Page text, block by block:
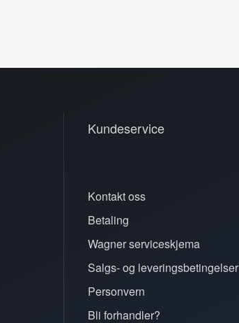
Kundeservice
Kontakt oss
Betaling
Wagner serviceskjema
Salgs- og leveringsbetingelser
Personvern
Bli forhandler?